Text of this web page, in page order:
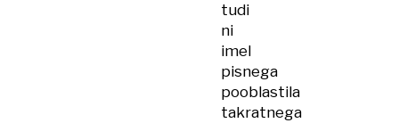
tudi
ni
imel
pisnega
pooblastila
takratnega